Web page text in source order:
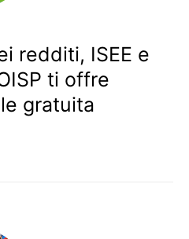
redditi, ISEE e
ti offre
gratuita